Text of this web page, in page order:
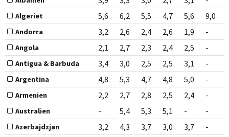
Algeriet 5,6 6,2 5,5 4,7 5,6 9,0
Andorra 3,2 2,6 2,4 2,6 1,9 -
Angola 2,1 2,7 2,3 2,4 2,5 -
Antigua & Barbuda 3,4 3,0 2,5 2,5 3,1 -
Argentina 4,8 5,3 4,7 4,8 5,0 -
Armenien 2,2 2,7 2,8 2,5 2,4 -
Australien - 5,4 5,3 5,1 - -
Azerbajdzjan 3,2 4,3 3,7 3,0 3,7 -